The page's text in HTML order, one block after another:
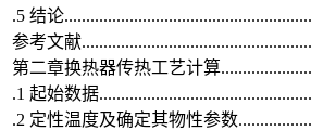
.5 结论
参考文献
第二章换热器传热工艺计算
.1 起始数据
.2 定性温度及确定其物性参数